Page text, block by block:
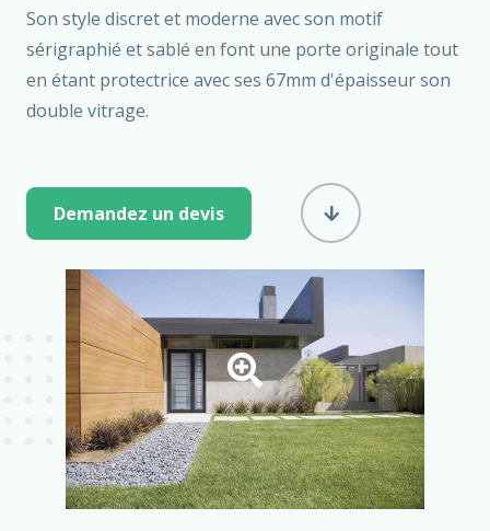
Son style discret et moderne avec son motif
sérigraphié et sablé en font une porte originale tout
en étant protectrice avec ses 67mm d'épaisseur son
double vitrage.
Demandez un devis